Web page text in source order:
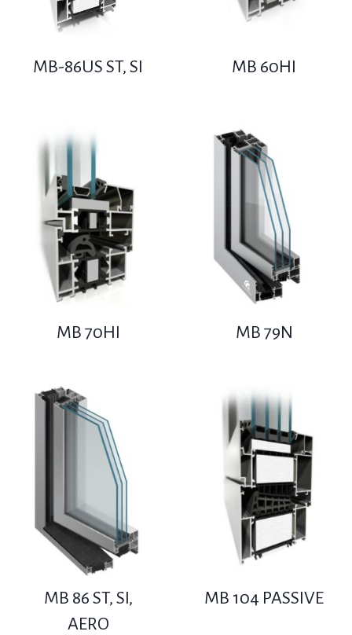
MB-86US ST, SI MB 60HI
MB 70HI MB 79N
MB 86 ST, SI,
AERO
MB 104 PASSIVE